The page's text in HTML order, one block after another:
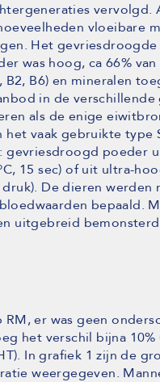
vervolgd.
vloeibare
Het
was hoog, ca 66%
B2, B6) en mineralen
in de
als de enige
vaak gebruikte type
poeder
C, 15 sec) of uit ultra-
De dieren
bepaald.
uitgebreid
er was geen
het verschil bijna 10%
In grafiek 1 zijn de
weergegeven.